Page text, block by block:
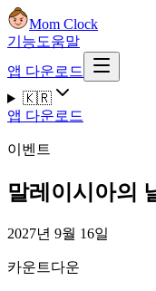
Mom Clock
기능도움말
앱 다운로드
🇰🇷
앱 다운로드
이벤트
말레이시아의
2027년 9월 16일
카운트다운